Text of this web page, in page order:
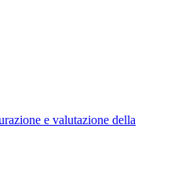
e valutazione della